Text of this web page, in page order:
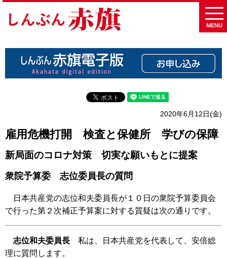
MENU
2020年6月12日(金)
雇用危機打開 検査と保健所 学びの保障
新局面のコロナ対策 切実な願いもとに提案
衆院予算委 志位委員長の質問
日本共産党の志位和夫委員長が１０日の衆院予算委員会
で行った第２次補正予算案に対する質疑は次の通りです。
志位和夫委員長 私は、日本共産党を代表して、安倍総
理に質問します。